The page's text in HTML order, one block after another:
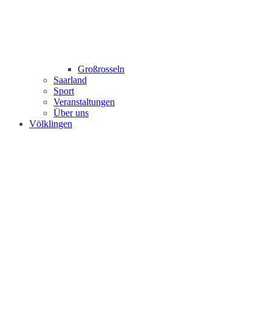
Großrosseln
Saarland
Sport
Veranstaltungen
Über uns
Völklingen